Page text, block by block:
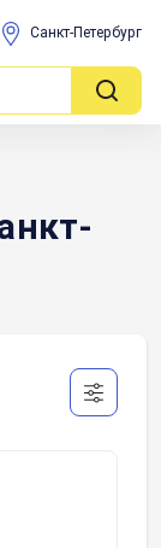
Санкт-Петербург